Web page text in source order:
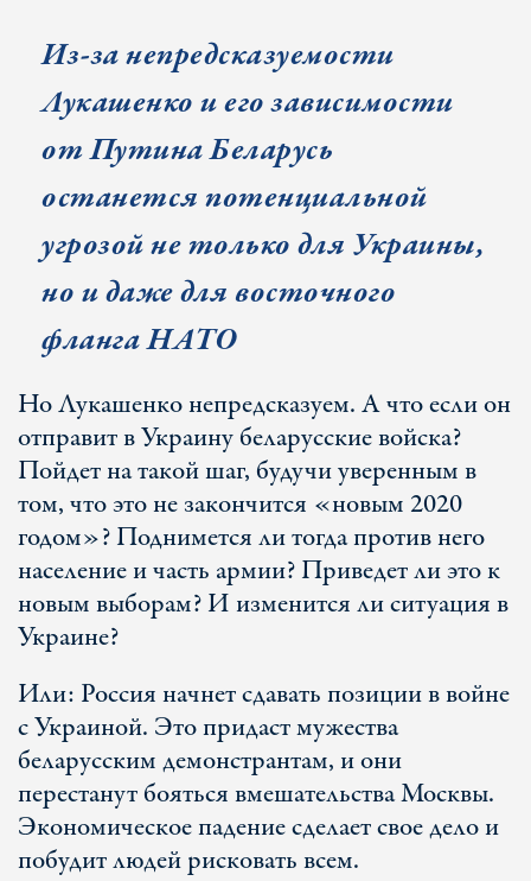
Из-за непредсказуемости
Лукашенко и его зависимости
от Путина Беларусь
останется потенциальной
угрозой не только для Украины,
но и даже для восточного
фланга НАТО
Но Лукашенко непредсказуем. А что если он
отправит в Украину беларусские войска?
Пойдет на такой шаг, будучи уверенным в
том, что это не закончится «новым 2020
годом»? Поднимется ли тогда против него
население и часть армии? Приведет ли это к
новым выборам? И изменится ли ситуация в
Украине?
Или: Россия начнет сдавать позиции в войне
с Украиной. Это придаст мужества
беларусским демонстрантам, и они
перестанут бояться вмешательства Москвы.
Экономическое падение сделает свое дело и
побудит людей рисковать всем.